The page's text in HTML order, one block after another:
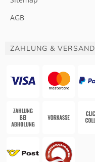
AGB
ZAHLUNG & VERSAND